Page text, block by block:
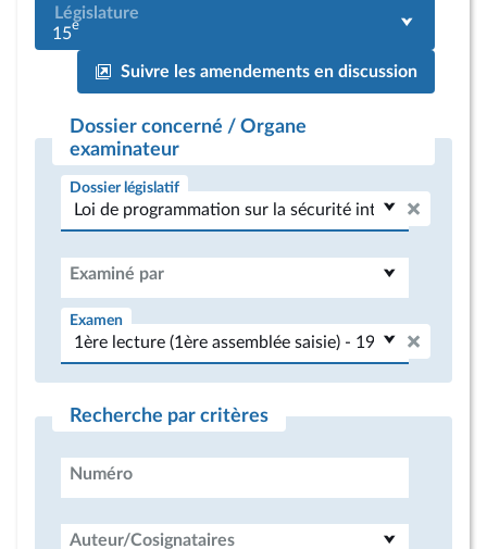
Législature
15e
Suivre les amendements en discussion
Dossier concerné / Organe
examinateur
Dossier législatif
Examiné par
Examen
Recherche par critères
Numéro
Auteur/Cosignataires